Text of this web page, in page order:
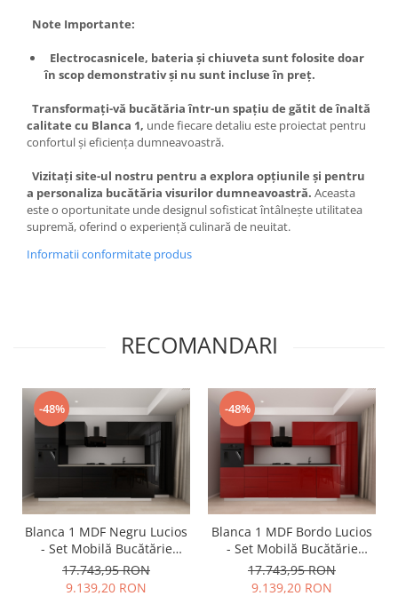
Note Importante:
Electrocasnicele, bateria și chiuveta sunt folosite doar
în scop demonstrativ și nu sunt incluse în preț.
Transformați-vă bucătăria într-un spațiu de gătit de înaltă
calitate cu Blanca 1, unde fiecare detaliu este proiectat pentru
confortul și eficiența dumneavoastră.
Vizitați site-ul nostru pentru a explora opțiunile și pentru
a personaliza bucătăria visurilor dumneavoastră. Aceasta
este o oportunitate unde designul sofisticat întâlnește utilitatea
supremă, oferind o experiență culinară de neuitat.
Informatii conformitate produs
RECOMANDARI
-48%
Blanca 1 MDF Negru Lucios
- Set Mobilă Bucătărie
Modulară Modernă MDF
3.6m Premium
Configurabilă Deschidere
17.743,95 RON
9.139,20 RON
-48%
Blanca 1 MDF Bordo Lucios
- Set Mobilă Bucătărie
Modulară Modernă MDF
3.6m Premium
Configurabilă Deschidere
17.743,95 RON
9.139,20 RON